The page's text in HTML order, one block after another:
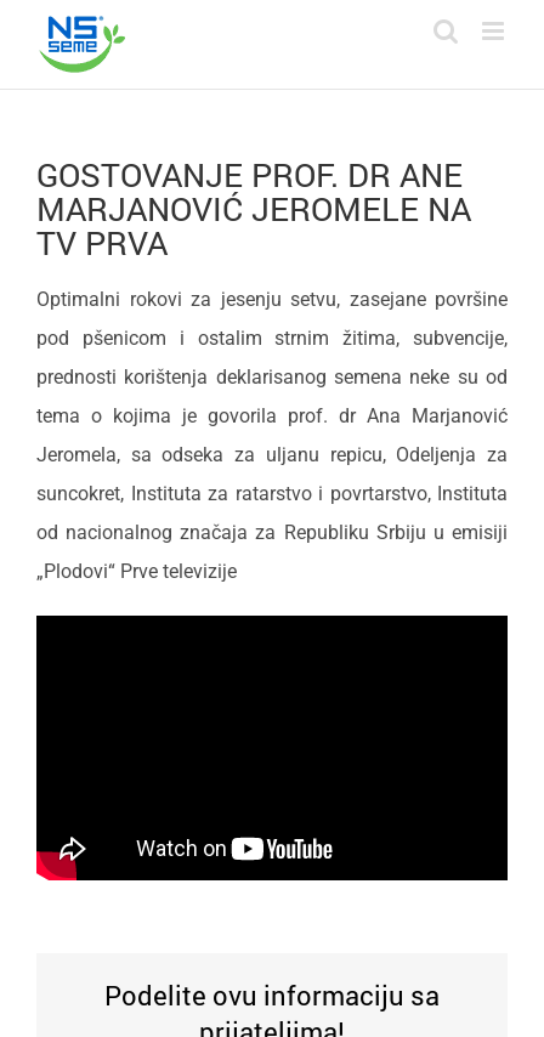
content
GOSTOVANJE PROF. DR ANE
MARJANOVIĆ JEROMELE NA
TV PRVA
Optimalni rokovi za jesenju setvu, zasejane površine
pod pšenicom i ostalim strnim žitima, subvencije,
prednosti korištenja deklarisanog semena neke su od
tema o kojima je govorila prof. dr Ana Marjanović
Jeromela, sa odseka za uljanu repicu, Odeljenja za
suncokret, Instituta za ratarstvo i povrtarstvo, Instituta
od nacionalnog značaja za Republiku Srbiju u emisiji
„Plodovi“ Prve televizije
Podelite ovu informaciju sa